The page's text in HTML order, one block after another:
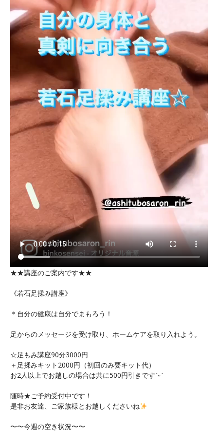
★★講座のご案内です★★
《若石足揉み講座》
＊自分の健康は自分でまもろう！
足からのメッセージを受け取り、ホームケアを取り入れよう。
☆足もみ講座90分3000円
＋足揉みキット2000円（初回のみ要キット代）
お2人以上でお越しの場合は共に500円引きですˊᵕˋ
随時★ご予約受付中です！
是非お友達、ご家族様とお越しくださいね
〜〜今週の空き状況〜〜